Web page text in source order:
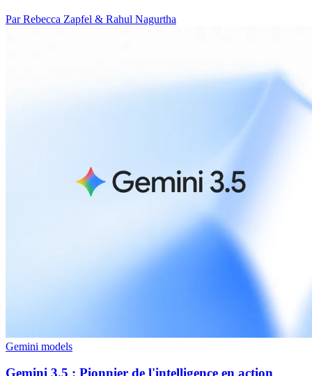
Par Rebecca Zapfel & Rahul Nagurtha
Gemini models
Gemini 3.5 : Pionnier de l'intelligence en action